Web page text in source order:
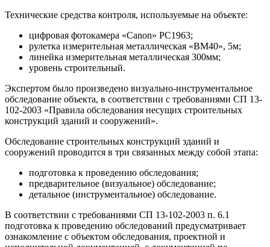
Технические средства контроля, используемые на объекте:
цифровая фотокамера «Canon» РС1963;
рулетка измерительная металлическая «ВМ40», 5м;
линейка измерительная металлическая 300мм;
уровень строительный.
Экспертом было произведено визуально-инструментальное
обследование объекта, в соответствии с требованиями СП 13-
102-2003 «Правила обследования несущих строительных
конструкций зданий и сооружений».
Обследование строительных конструкций зданий и
сооружений проводится в три связанных между собой этапа:
подготовка к проведению обследования;
предварительное (визуальное) обследование;
детальное (инструментальное) обследование.
В соответствии с требованиями СП 13-102-2003 п. 6.1
подготовка к проведению обследований предусматривает
ознакомление с объектом обследования, проектной и